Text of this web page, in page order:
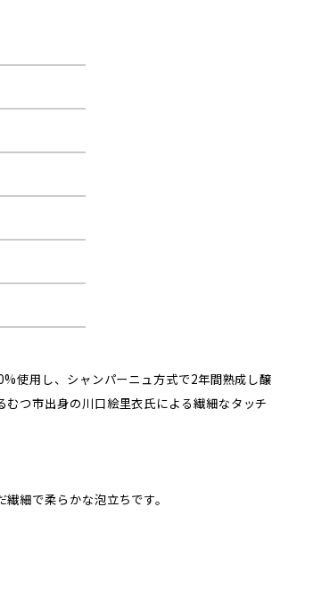
使用し、シャンパーニュ方式で2年間熟成し醸
つ市出身の川口絵里衣氏による繊細なタッチ
細で柔らかな泡立ちです。